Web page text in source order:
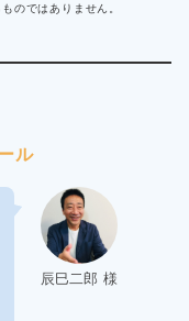
りません。
ル
辰巳二郎 様